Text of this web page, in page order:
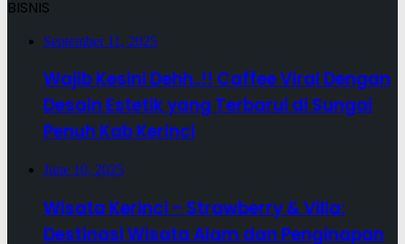
BISNIS
September 11, 2025
Wajib Kesini Dehh..!! Caffee Viral Dengan
Desain Estetik yang Terbarui di Sungai
Penuh Kab Kerinci
June 10, 2025
Wisata Kerinci – Strawberry & Villa:
Destinasi Wisata Alam dan Penginapan